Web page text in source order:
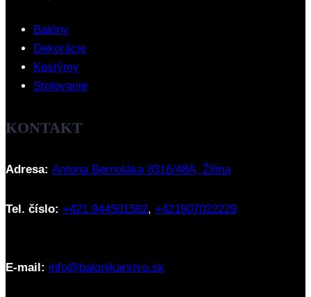
Balóny
Dekorácie
Kostýmy
Stolovanie
KONTAKT
Adresa: Antona Bernoláka 8316/48A, Žilina
Tel. číslo: +421 944501582, +421907022229
E-mail: info@balonikarstvo.sk